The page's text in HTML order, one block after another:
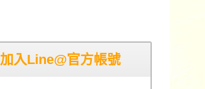
加入Line@官方帳號